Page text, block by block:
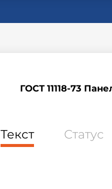
ГОСТ 11118-73
Текст Статус